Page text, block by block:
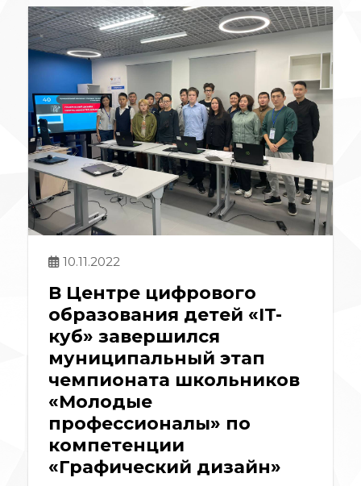
10.11.2022
В Центре цифрового
образования детей «IT-
куб» завершился
муниципальный этап
чемпионата школьников
«Молодые
профессионалы» по
компетенции
«Графический дизайн»